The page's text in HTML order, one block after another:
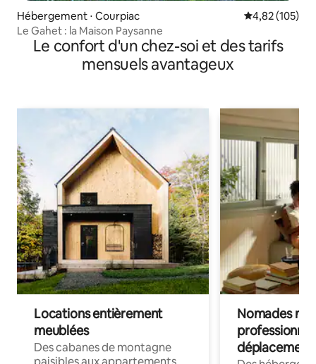
Hébergement ⋅ Courpiac Évaluation
4,82 (105)
Le Gahet : la Maison Paysanne
Le confort d'un chez-soi et des tarifs
mensuels avantageux
Locations entièrement
meublées
Des cabanes de montagne
Nomades
déplacement